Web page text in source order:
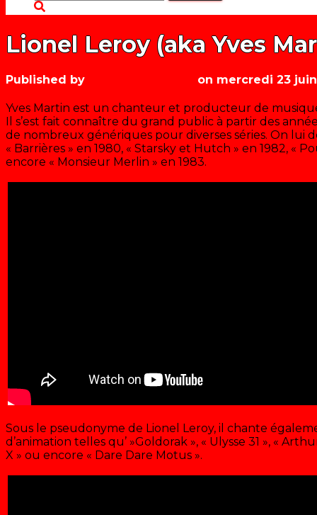
Lionel Leroy (aka Yves
Published by on mercredi 23 juin
Yves Martin est un chanteur et producteur de
Il s’est fait connaître du grand public à partir des
de nombreux génériques pour diverses séries. On lui
« Barrières » en 1980, « Starsky et Hutch » en 1982, «
encore « Monsieur Merlin » en 1983.
Sous le pseudonyme de Lionel Leroy, il chante
d’animation telles qu’ »Goldorak », « Ulysse 31 », «
X » ou encore « Dare Dare Motus ».